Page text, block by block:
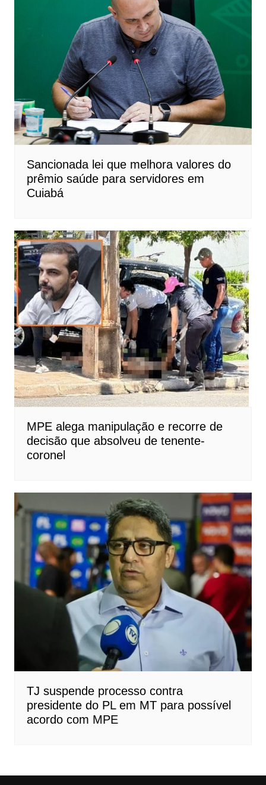
Sancionada lei que melhora valores do
prêmio saúde para servidores em
Cuiabá
MPE alega manipulação e recorre de
decisão que absolveu de tenente-
coronel
TJ suspende processo contra
presidente do PL em MT para possível
acordo com MPE